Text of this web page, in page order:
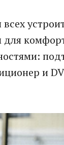
для
и